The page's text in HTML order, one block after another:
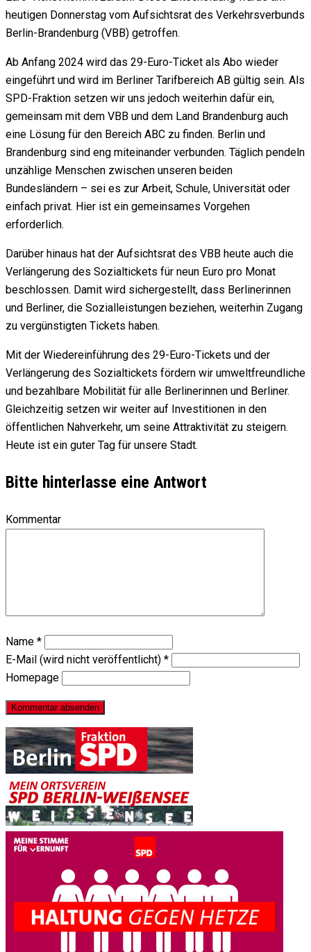
heutigen Donnerstag vom Aufsichtsrat des Verkehrsverbunds
Berlin-Brandenburg (VBB) getroffen.
Ab Anfang 2024 wird das 29-Euro-Ticket als Abo wieder
eingeführt und wird im Berliner Tarifbereich AB gültig sein. Als
SPD-Fraktion setzen wir uns jedoch weiterhin dafür ein,
gemeinsam mit dem VBB und dem Land Brandenburg auch
eine Lösung für den Bereich ABC zu finden. Berlin und
Brandenburg sind eng miteinander verbunden. Täglich pendeln
unzählige Menschen zwischen unseren beiden
Bundesländern – sei es zur Arbeit, Schule, Universität oder
einfach privat. Hier ist ein gemeinsames Vorgehen
erforderlich.
Darüber hinaus hat der Aufsichtsrat des VBB heute auch die
Verlängerung des Sozialtickets für neun Euro pro Monat
beschlossen. Damit wird sichergestellt, dass Berlinerinnen
und Berliner, die Sozialleistungen beziehen, weiterhin Zugang
zu vergünstigten Tickets haben.
Mit der Wiedereinführung des 29-Euro-Tickets und der
Verlängerung des Sozialtickets fördern wir umweltfreundliche
und bezahlbare Mobilität für alle Berlinerinnen und Berliner.
Gleichzeitig setzen wir weiter auf Investitionen in den
öffentlichen Nahverkehr, um seine Attraktivität zu steigern.
Heute ist ein guter Tag für unsere Stadt.
Bitte hinterlasse eine Antwort
Kommentar
Name *
E-Mail (wird nicht veröffentlicht) *
Homepage